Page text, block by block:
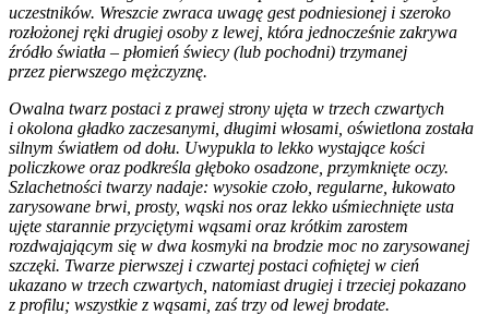
uczestników. Wreszcie zwraca uwagę gest podniesionej i szeroko
rozłożonej ręki drugiej osoby z lewej, która jednocześnie zakrywa
źródło światła – płomień świecy (lub pochodni) trzymanej
przez pierwszego mężczyznę.
Owalna twarz postaci z prawej strony ujęta w trzech czwartych
i okolona gładko zaczesanymi, długimi włosami, oświetlona została
silnym światłem od dołu. Uwypukla to lekko wystające kości
policzkowe oraz podkreśla głęboko osadzone, przymknięte oczy.
Szlachetności twarzy nadaje: wysokie czoło, regularne, łukowato
zarysowane brwi, prosty, wąski nos oraz lekko uśmiechnięte usta
ujęte starannie przyciętymi wąsami oraz krótkim zarostem
rozdwajającym się w dwa kosmyki na brodzie moc no zarysowanej
szczęki. Twarze pierwszej i czwartej postaci cofniętej w cień
ukazano w trzech czwartych, natomiast drugiej i trzeciej pokazano
z profilu; wszystkie z wąsami, zaś trzy od lewej brodate.